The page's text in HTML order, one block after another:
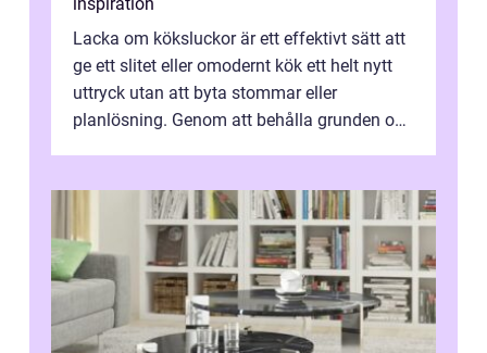
inspiration
Lacka om köksluckor är ett effektivt sätt att
ge ett slitet eller omodernt kök ett helt nytt
uttryck utan att byta stommar eller
planlösning. Genom att behålla grunden och